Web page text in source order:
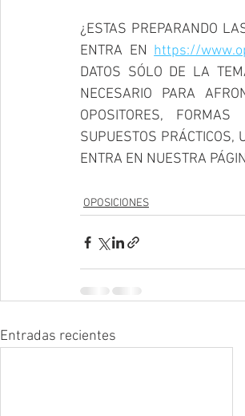
¿ESTAS PREPARANDO
ENTRA EN https://
DATOS SÓLO DE LA
NECESARIO PARA
OPOSITORES,
SUPUESTOS PRÁCTICOS,
ENTRA EN NUESTRA
OPOSICIONES
Entradas recientes